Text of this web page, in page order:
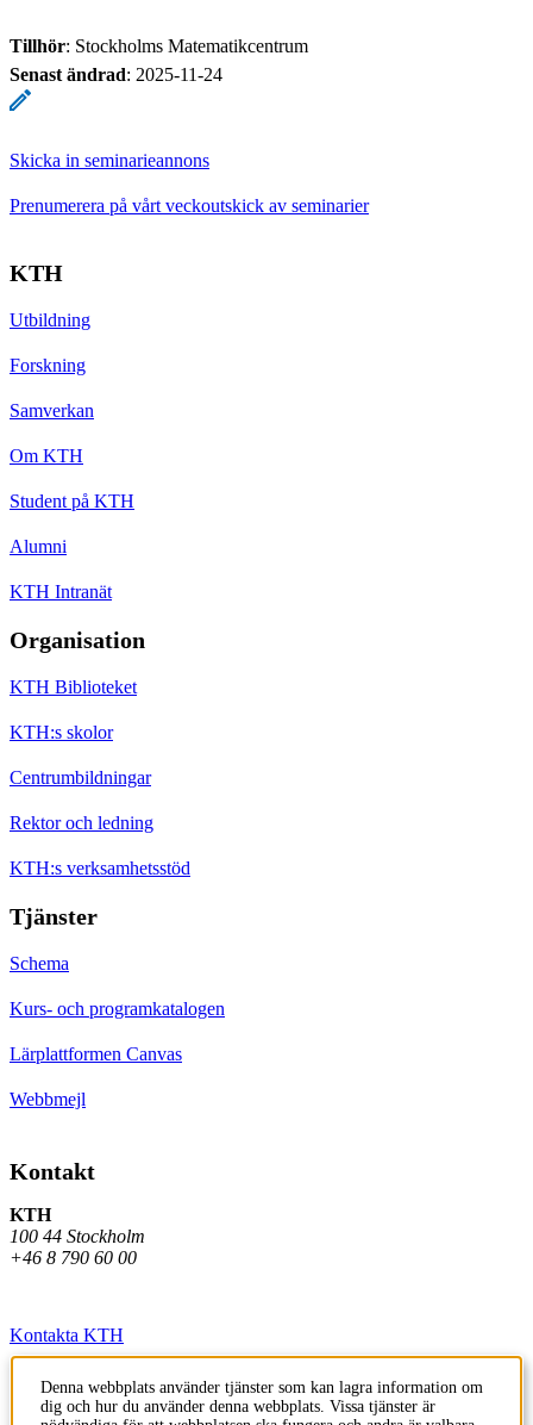
Tillhör: Stockholms Matematikcentrum
Senast ändrad: 2025-11-24
Skicka in seminarieannons
Prenumerera på vårt veckoutskick av seminarier
KTH
Utbildning
Forskning
Samverkan
Om KTH
Student på KTH
Alumni
KTH Intranät
Organisation
KTH Biblioteket
KTH:s skolor
Centrumbildningar
Rektor och ledning
KTH:s verksamhetsstöd
Tjänster
Schema
Kurs- och programkatalogen
Lärplattformen Canvas
Webbmejl
Kontakt
KTH
100 44 Stockholm
+46 8 790 60 00
Kontakta KTH
Jobba på KTH
Denna webbplats använder tjänster som kan lagra information om
dig och hur du använder denna webbplats. Vissa tjänster är